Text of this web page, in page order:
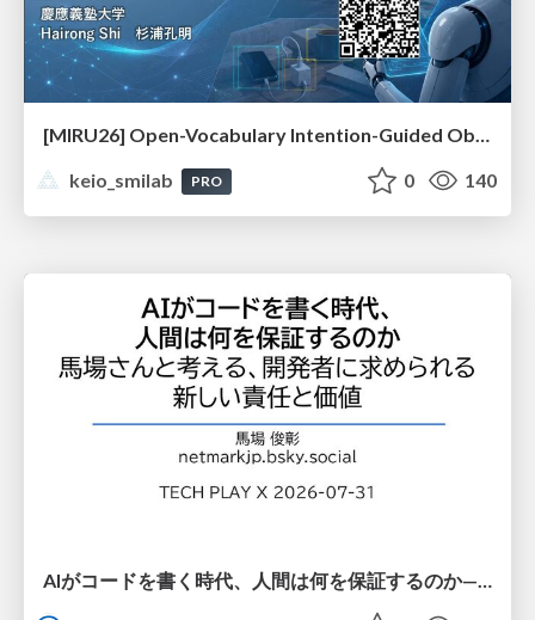
[MIRU26] Open-Vocabulary Intention-Guided Object Detection in Diverse Scenes
keio_smilab
PRO 0 140